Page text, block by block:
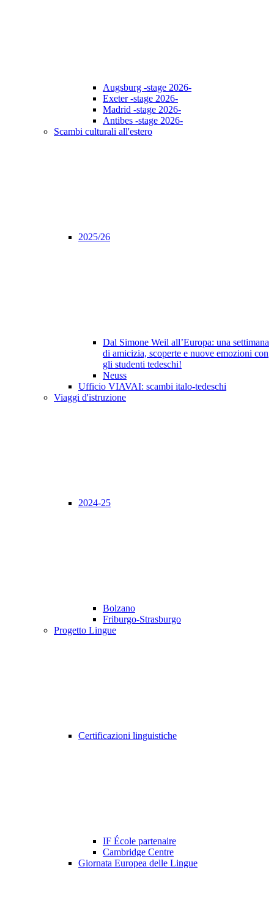
Augsburg -stage 2026-
Exeter -stage 2026-
Madrid -stage 2026-
Antibes -stage 2026-
Scambi culturali all'estero
2025/26
Dal Simone Weil all’Europa: una settimana
di amicizia, scoperte e nuove emozioni con
gli studenti tedeschi!
Neuss
Ufficio VIAVAI: scambi italo-tedeschi
Viaggi d'istruzione
2024-25
Bolzano
Friburgo-Strasburgo
Progetto Lingue
Certificazioni linguistiche
IF École partenaire
Cambridge Centre
Giornata Europea delle Lingue